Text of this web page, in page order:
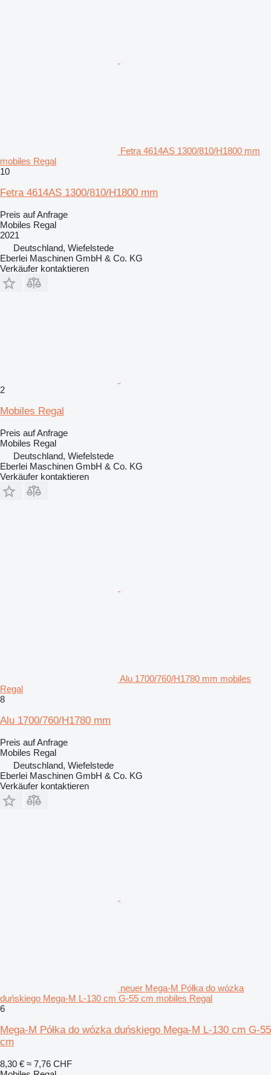
Fetra 4614AS 1300/810/H1800 mm
mobiles Regal
10
Fetra 4614AS 1300/810/H1800 mm
Preis auf Anfrage
Mobiles Regal
2021
Deutschland, Wiefelstede
Eberlei Maschinen GmbH & Co. KG
Verkäufer kontaktieren
2
Mobiles Regal
Preis auf Anfrage
Mobiles Regal
Deutschland, Wiefelstede
Eberlei Maschinen GmbH & Co. KG
Verkäufer kontaktieren
Alu 1700/760/H1780 mm mobiles
Regal
8
Alu 1700/760/H1780 mm
Preis auf Anfrage
Mobiles Regal
Deutschland, Wiefelstede
Eberlei Maschinen GmbH & Co. KG
Verkäufer kontaktieren
neuer Mega-M Półka do wózka
duńskiego Mega-M L-130 cm G-55 cm mobiles Regal
6
Mega-M Półka do wózka duńskiego Mega-M L-130 cm G-55
cm
8,30 € ≈ 7,76 CHF